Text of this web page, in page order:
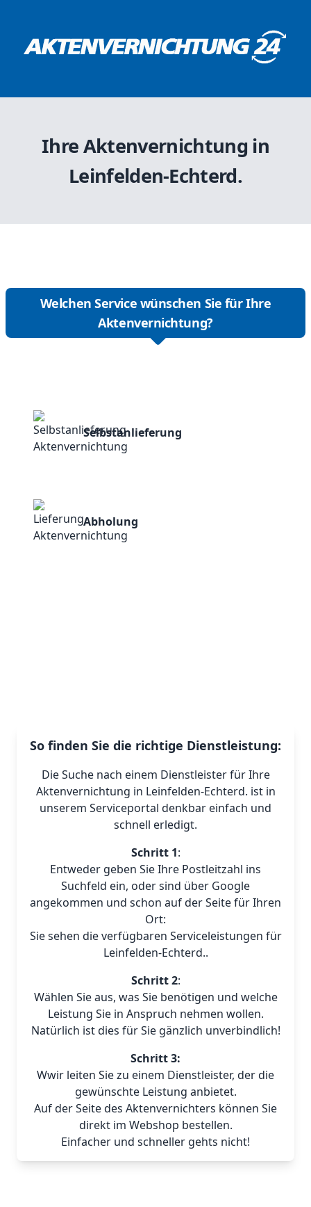
Ihre Aktenvernichtung in
Leinfelden-Echterd.
Welchen Service wünschen Sie für Ihre
Aktenvernichtung?
Selbstanlieferung
Abholung
So finden Sie die richtige Dienstleistung:
Die Suche nach einem Dienstleister für Ihre
Aktenvernichtung in Leinfelden-Echterd. ist in
unserem Serviceportal denkbar einfach und
schnell erledigt.
Schritt 1:
Entweder geben Sie Ihre Postleitzahl ins
Suchfeld ein, oder sind über Google
angekommen und schon auf der Seite für Ihren
Ort:
Sie sehen die verfügbaren Serviceleistungen für
Leinfelden-Echterd..
Schritt 2:
Wählen Sie aus, was Sie benötigen und welche
Leistung Sie in Anspruch nehmen wollen.
Natürlich ist dies für Sie gänzlich unverbindlich!
Schritt 3:
Wwir leiten Sie zu einem Dienstleister, der die
gewünschte Leistung anbietet.
Auf der Seite des Aktenvernichters können Sie
direkt im Webshop bestellen.
Einfacher und schneller gehts nicht!